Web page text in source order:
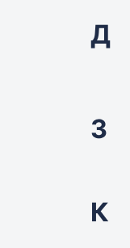
Д
З
К